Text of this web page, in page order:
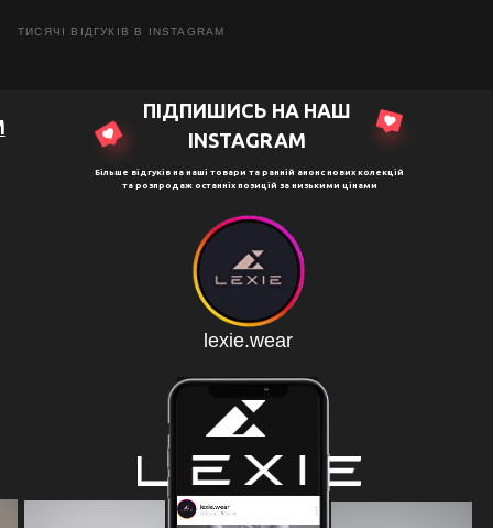
ТИСЯЧІ ВІДГУКІВ В INSTAGRAM
ПІДПИШИСЬ НА НАШ
ІNSTAGRAM
Більше відгуків на наші товари та ранній анонс нових колекцій
та розпродаж останніх позицій за низькими цінами
lexie.wear